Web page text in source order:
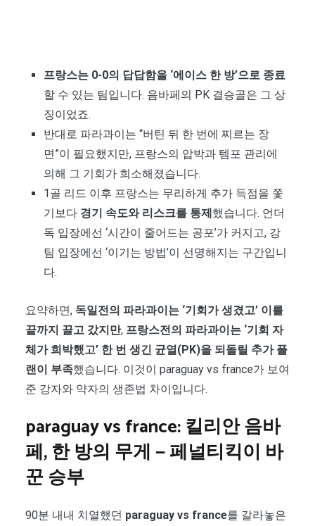
프랑스는 0-0의 답답함을 ‘에이스 한 방’으로 종료
할 수 있는 팀입니다. 음바페의 PK 결승골은 그 상
징이었죠.
반대로 파라과이는 “버틴 뒤 한 번에 찌르는 장
면”이 필요했지만, 프랑스의 압박과 템포 관리에
의해 그 기회가 희소해졌습니다.
1골 리드 이후 프랑스는 무리하게 추가 득점을 쫓
기보다 경기 속도와 리스크를 통제 했습니다. 언더
독 입장에선 ‘시간이 줄어드는 공포’가 커지고, 강
팀 입장에선 ‘이기는 방법’이 선명해지는 구간입니
다.
요약하면, 독일전의 파라과이는 ‘기회가 생겼고’ 이를
끝까지 끌고 갔지만, 프랑스전의 파라과이는 ‘기회 자
체가 희박했고’ 한 번 생긴 균열(PK)을 되돌릴 추가 플
랜이 부족했습니다. 이것이 paraguay vs france가 보여
준 강자와 약자의 생존법 차이입니다.
paraguay vs france: 킬리안 음바
페, 한 방의 무게 — 페널티킥이 바
꾼 승부
90분 내내 치열했던 paraguay vs france를 갈라놓은